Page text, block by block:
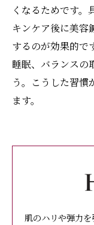
くなるためです。
キンケア後に美容
するのが効果的で
睡眠、バランスの
う。こうした習慣
ます。
肌のハリや弾力